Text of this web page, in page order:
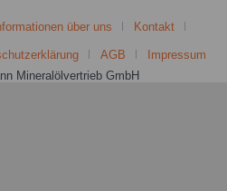
über uns Kontakt
AGB
Impressum
Mineralölvertrieb GmbH